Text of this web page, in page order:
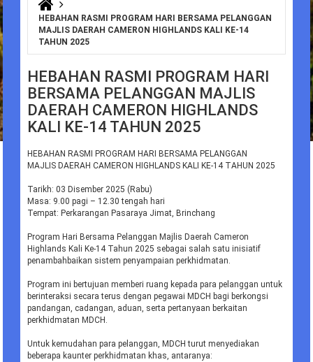
Anda di sini
HEBAHAN RASMI PROGRAM HARI BERSAMA PELANGGAN
MAJLIS DAERAH CAMERON HIGHLANDS KALI KE-14
TAHUN 2025
HEBAHAN RASMI PROGRAM HARI
BERSAMA PELANGGAN MAJLIS
DAERAH CAMERON HIGHLANDS
KALI KE-14 TAHUN 2025
HEBAHAN RASMI
PROGRAM HARI BERSAMA PELANGGAN
MAJLIS DAERAH CAMERON HIGHLANDS KALI KE-14 TAHUN 2025
Tarikh: 03 Disember 2025 (Rabu)
Masa: 9.00 pagi – 12.30 tengah hari
Tempat: Perkarangan Pasaraya Jimat, Brinchang
Program Hari Bersama Pelanggan Majlis Daerah Cameron
Highlands Kali Ke-14 Tahun 2025 sebagai salah satu inisiatif
penambahbaikan sistem penyampaian perkhidmatan.
Program ini bertujuan memberi ruang kepada para pelanggan untuk
berinteraksi secara terus dengan pegawai MDCH bagi berkongsi
pandangan, cadangan, aduan, serta pertanyaan berkaitan
perkhidmatan MDCH.
Untuk kemudahan para pelanggan, MDCH turut menyediakan
beberapa kaunter perkhidmatan khas, antaranya: